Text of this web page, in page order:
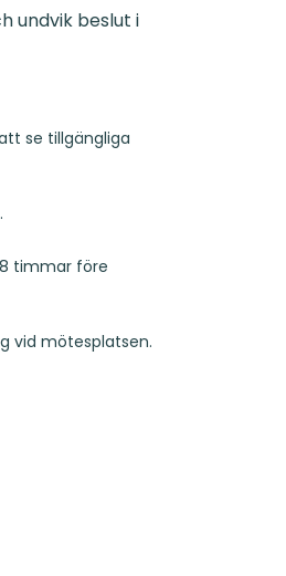
undvik beslut i
se tillgängliga
timmar före
vid mötesplatsen.